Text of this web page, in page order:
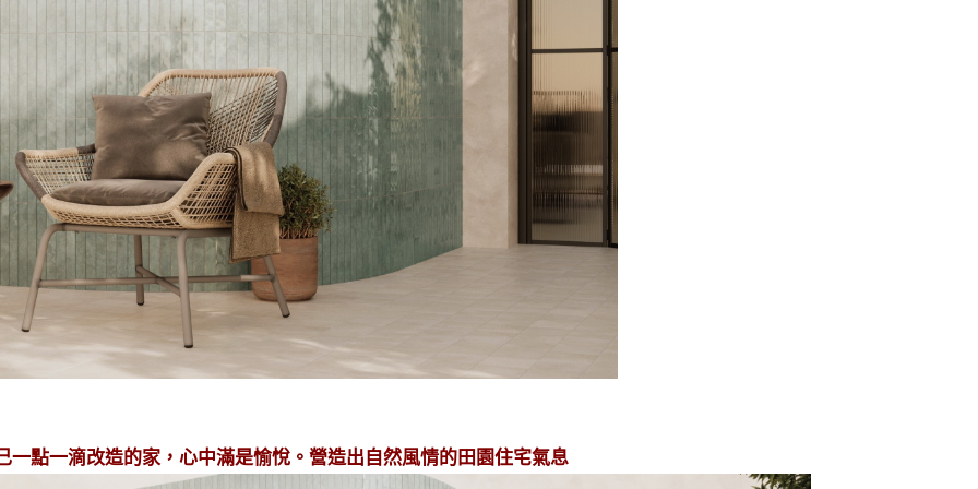
一點一滴改造的家，心中滿是愉悅。營造出自然風情的田園住宅氣息